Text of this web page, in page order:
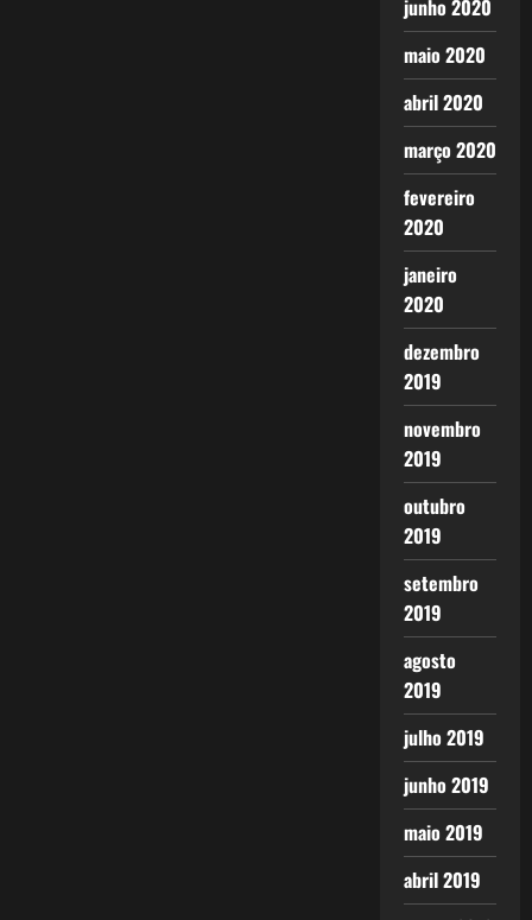
junho 2020
maio 2020
abril 2020
março 2020
fevereiro
2020
janeiro
2020
dezembro
2019
novembro
2019
outubro
2019
setembro
2019
agosto
2019
julho 2019
junho 2019
maio 2019
abril 2019